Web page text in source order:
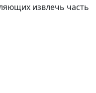
извлечь часть